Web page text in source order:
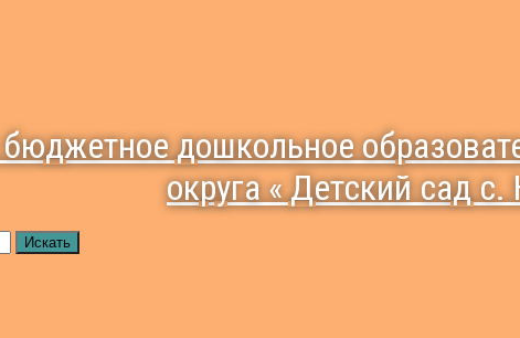
бюджетное дошкольное
округа « Детский сад
Искать